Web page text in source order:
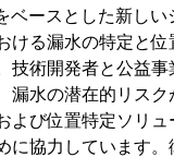
ベースとした新しい
ける漏水の特定と
技術開発者と公益事
漏水の潜在的リスク
よび位置特定ソリ
に協力しています。